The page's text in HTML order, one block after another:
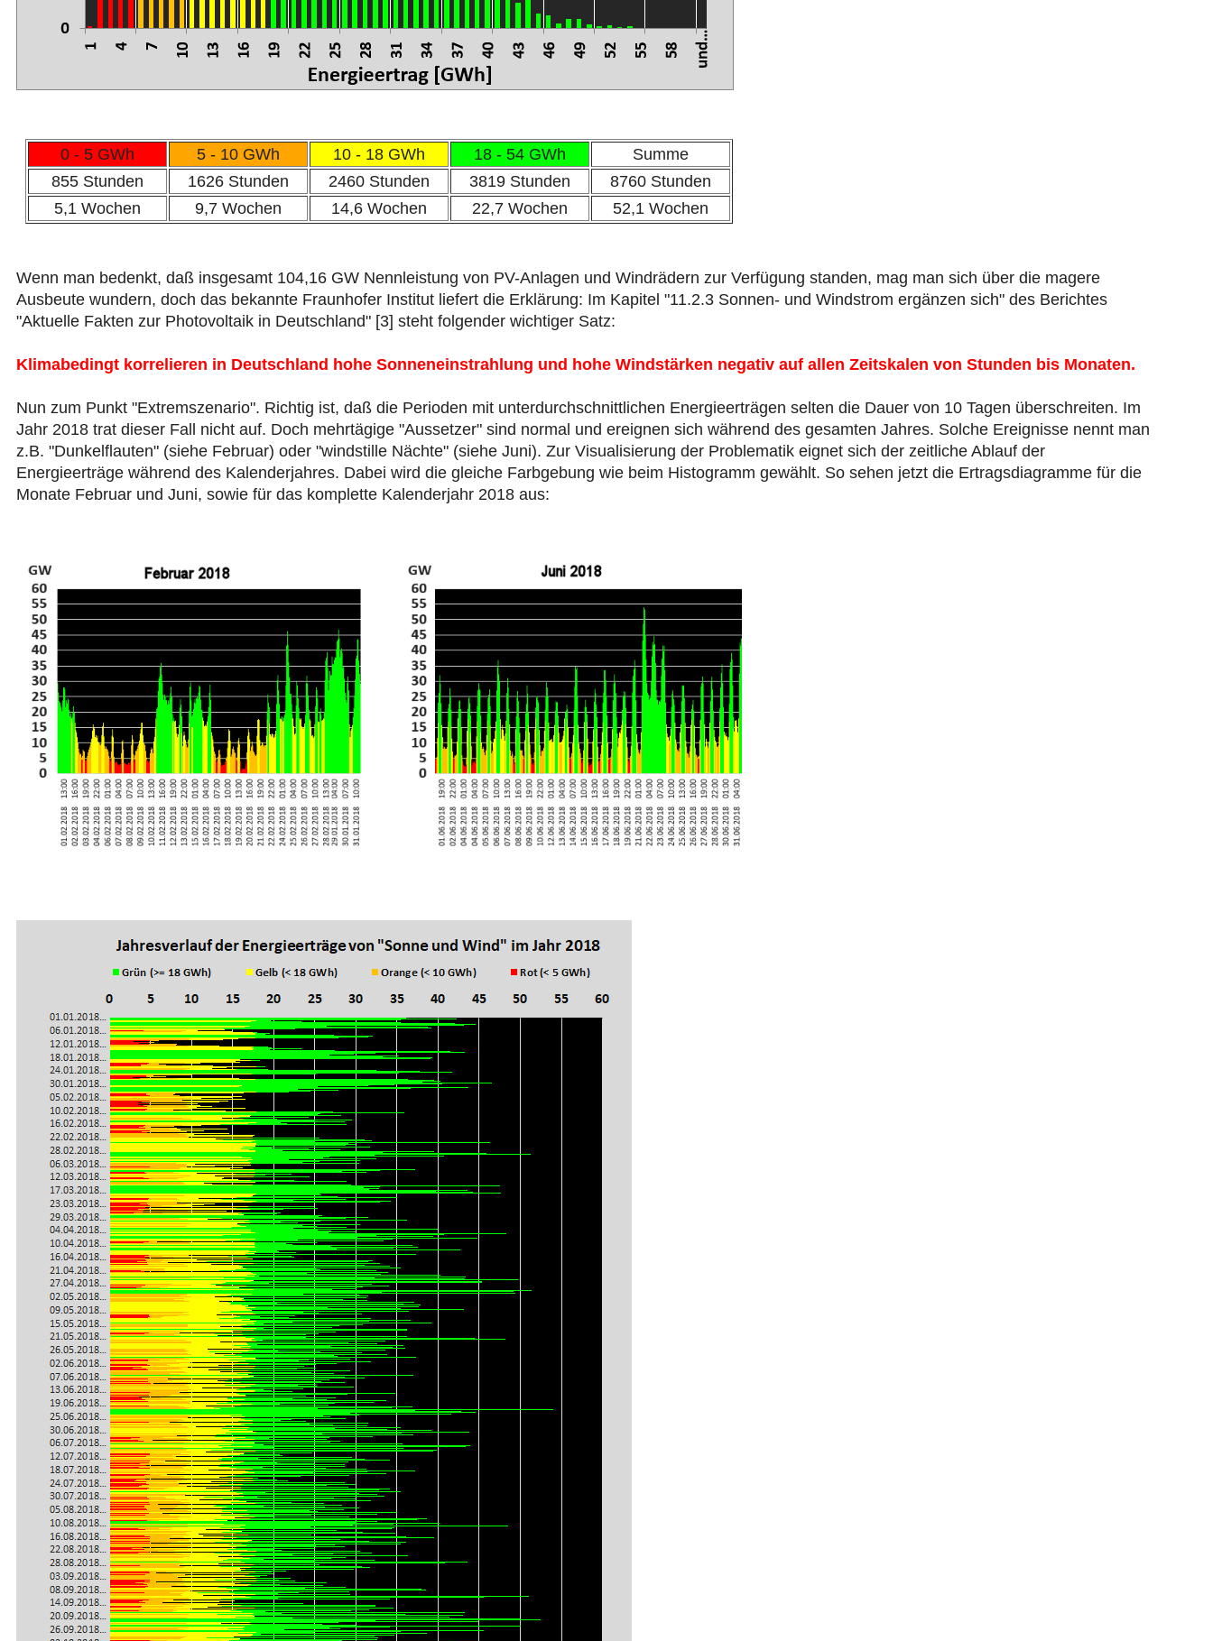
0 - 5 GWh 5 - 10 GWh 10 - 18 GWh 18 - 54 GWh
Summe
855 Stunden
1626 Stunden 2460 Stunden 3819 Stunden
8760 Stunden
5,1 Wochen
9,7 Wochen 14,6 Wochen 22,7 Wochen 52,1 Wochen
Wenn man bedenkt, daß insgesamt 104,16 GW Nennleistung von PV-Anlagen und Windrädern zur Verfügung standen, mag man sich über die magere
Ausbeute wundern, doch das bekannte Fraunhofer Institut liefert die Erklärung: Im Kapitel "11.2.3 Sonnen- und Windstrom ergänzen sich" des Berichtes
"Aktuelle Fakten zur Photovoltaik in Deutschland" [3] steht folgender wichtiger Satz:
Klimabedingt korrelieren in Deutschland hohe Sonneneinstrahlung und hohe Windstärken negativ auf allen Zeitskalen von Stunden bis Monaten.
Nun zum Punkt "Extremszenario". Richtig ist, daß die Perioden mit unterdurchschnittlichen Energieerträgen selten die Dauer von 10 Tagen überschreiten. Im
Jahr 2018 trat dieser Fall nicht auf. Doch mehrtägige "Aussetzer" sind normal und ereignen sich während des gesamten Jahres. Solche Ereignisse nennt man
z.B. "Dunkelflauten" (siehe Februar) oder "windstille Nächte" (siehe Juni). Zur Visualisierung der Problematik eignet sich der zeitliche Ablauf der
Energieerträge während des Kalenderjahres. Dabei wird die gleiche Farbgebung wie beim Histogramm gewählt. So sehen jetzt die Ertragsdiagramme für die
Monate Februar und Juni, sowie für das komplette Kalenderjahr 2018 aus: